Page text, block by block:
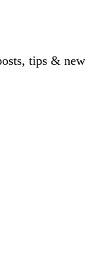
tips & new